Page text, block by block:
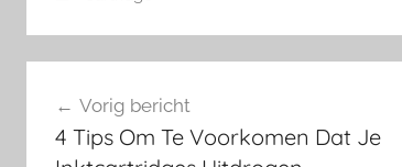
navigatie
Vorig bericht
4 Tips Om Te Voorkomen Dat Je